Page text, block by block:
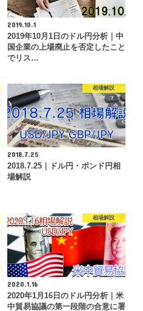
2019.10.1
2019年10月1日のドル円分析｜中
国企業の上場廃止を否定したこと
でリス…
相場解説
2018.7.25
2018.7.25｜ドル円・ポンド円相
場解説
相場解説
2020.1.16
2020年1月16日のドル円分析｜米
中貿易協議の第一段階の合意に署